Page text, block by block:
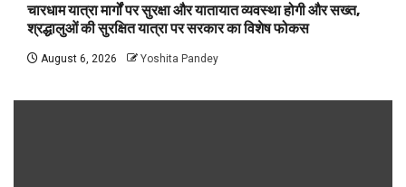
चारधाम यात्रा मार्गों पर सुरक्षा और यातायात व्यवस्था होगी और सख्त,
श्रद्धालुओं की सुरक्षित यात्रा पर सरकार का विशेष फोकस
August 6, 2026 Yoshita Pandey